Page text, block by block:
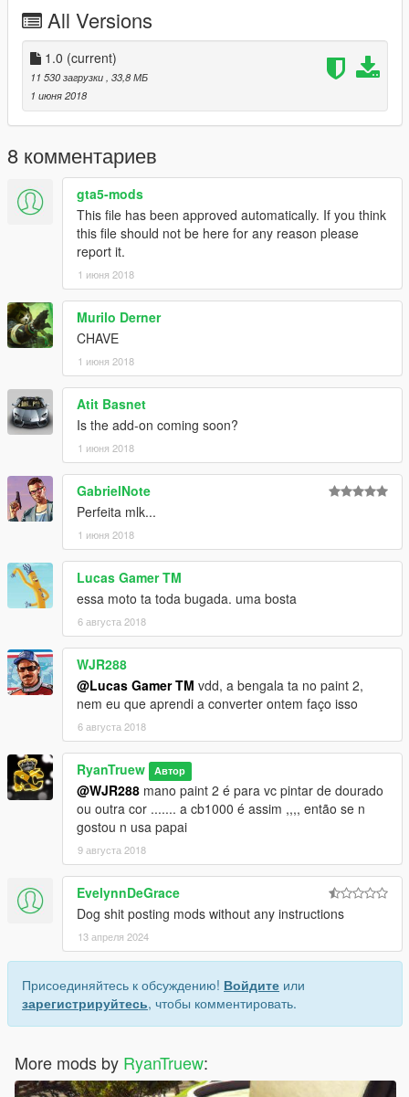
Mauricio
Edit: Dboy3D
* Complete uma moto na Los Santos Customs !! *
O CORPO DELA ESTA EM EXAUST 1
caso queira mais mods como esse, mantenha os créditos, e o
link original de download!
CANAL PARA CRÉDITOS :
https://www.youtube.com/channel/UCTAuIkduZ70zEESg8cIXbg
Peço com muita educação que respeite o trabalho dos outros.
********************BRAZIL********************
All Versions
1.0 (current)
11 530 загрузки, 33,8 МБ
1 июня 2018
8 комментариев
gta5-mods
This file has been approved automatically. If you think
this file should not be here for any reason please
report it.
1 июня 2018
Murilo Derner
CHAVE
1 июня 2018
Atit Basnet
Is the add-on coming soon?
1 июня 2018
GabrielNote
Perfeita mlk...
1 июня 2018
Lucas Gamer TM
essa moto ta toda bugada. uma bosta
6 августа 2018
WJR288
@Lucas Gamer TM vdd, a bengala ta no paint 2,
nem eu que aprendi a converter ontem faço isso
6 августа 2018
RyanTruew Автор
@WJR288 mano paint 2 é para vc pintar de dourado
ou outra cor ....... a cb1000 é assim ,,,, então se n
gostou n usa papai
9 августа 2018
EvelynnDeGrace
Dog shit posting mods without any instructions
13 апреля 2024
Присоединяйтесь к обсуждению! Войдите или
зарегистрируйтесь, чтобы комментировать.
More mods by RyanTruew: